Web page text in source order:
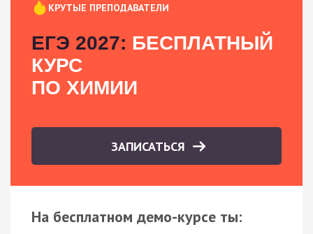
КРУТЫЕ ПРЕПОДАВАТЕЛИ
ЕГЭ 2027: БЕСПЛАТНЫЙ
КУРС
ПО ХИМИИ
ЗАПИСАТЬСЯ
На бесплатном демо-курсе ты: